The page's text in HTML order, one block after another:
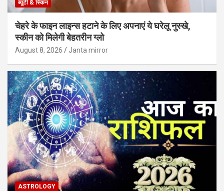
ब्यूटी & स्किन
चेहरे के फाइन लाइन्स हटाने के लिए अपनाएं ये घरेलू नुस्खे,
स्कीन को मिलेगी बेहतरीन ग्लो
August 8, 2026 Janta mirror
ASTROLOGY